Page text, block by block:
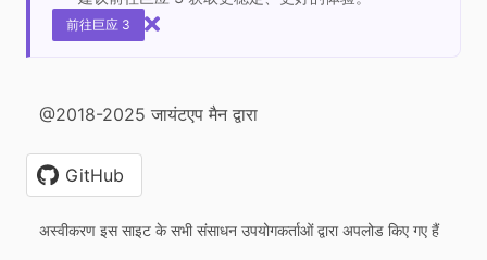
前往巨应 3
@2018-2025 जायंटएप मैन द्वारा
GitHub
अस्वीकरण इस साइट के सभी संसाधन उपयोगकर्ताओं द्वारा अपलोड किए गए हैं